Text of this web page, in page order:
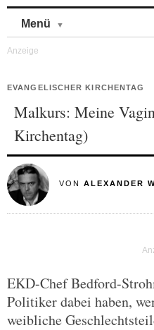
Menü
EVANGELISCHER KIRCHENTAG
Malkurs: Meine
Kirchentag)
VON ALEXANDER
EKD-Chef Bedford-
Politiker dabei haben,
weibliche